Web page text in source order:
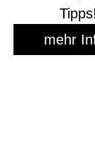
Tipps!
mehr